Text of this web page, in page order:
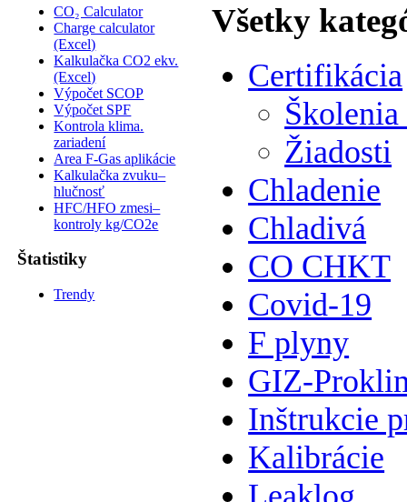
CO₂ Calculator
Charge calculator
(Excel)
Kalkulačka CO2 ekv.
(Excel)
Výpočet SCOP
Výpočet SPF
Kontrola klima.
zariadení
Area F-Gas aplikácie
Kalkulačka zvuku–
hlučnosť
HFC/HFO zmesi–
kontroly kg/CO2e
Štatistiky
Trendy
Všetky
Certifikácia
Žiadosti
Chladenie
Chladivá
CO CHKT
Covid-19
F plyny
GIZ-
Inštrukcie
Kalibrácie